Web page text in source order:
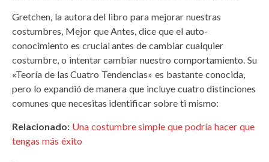
Gretchen, la autora del libro para mejorar nuestras
costumbres, Mejor que Antes, dice que el auto-
conocimiento es crucial antes de cambiar cualquier
costumbre, o intentar cambiar nuestro comportamiento. Su
«Teoría de las Cuatro Tendencias» es bastante conocida,
pero lo expandió de manera que incluye cuatro distinciones
comunes que necesitas identificar sobre ti mismo:
Relacionado: Una costumbre simple que podría hacer que
tengas más éxito